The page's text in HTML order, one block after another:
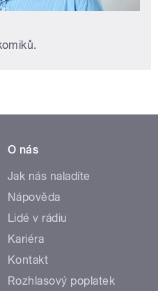
O nás
Jak nás naladíte
Nápověda
Lidé v rádiu
Kariéra
Kontakt
Rozhlasový poplatek